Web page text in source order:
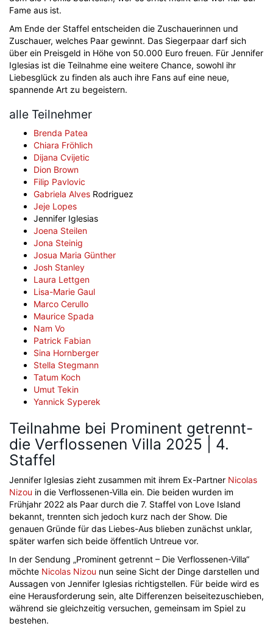
Fame aus ist.
Am Ende der Staffel entscheiden die Zuschauerinnen und
Zuschauer, welches Paar gewinnt. Das Siegerpaar darf sich
über ein Preisgeld in Höhe von 50.000 Euro freuen. Für Jennifer
Iglesias ist die Teilnahme eine weitere Chance, sowohl ihr
Liebesglück zu finden als auch ihre Fans auf eine neue,
spannende Art zu begeistern.
alle Teilnehmer
Brenda Patea
Chiara Fröhlich
Dijana Cvijetic
Dion Brown
Filip Pavlovic
Gabriela Alves Rodriguez
Jeje Lopes
Jennifer Iglesias
Joena Steilen
Jona Steinig
Josua Maria Günther
Josh Stanley
Laura Lettgen
Lisa-Marie Gaul
Marco Cerullo
Maurice Spada
Nam Vo
Patrick Fabian
Sina Hornberger
Stella Stegmann
Tatum Koch
Umut Tekin
Yannick Syperek
Teilnahme bei Prominent getrennt-
die Verflossenen Villa 2025 | 4.
Staffel
Jennifer Iglesias zieht zusammen mit ihrem Ex-Partner Nicolas
Nizou in die Verflossenen-Villa ein. Die beiden wurden im
Frühjahr 2022 als Paar durch die 7. Staffel von Love Island
bekannt, trennten sich jedoch kurz nach der Show. Die
genauen Gründe für das Liebes-Aus blieben zunächst unklar,
später warfen sich beide öffentlich Untreue vor.
In der Sendung „Prominent getrennt – Die Verflossenen-Villa“
möchte Nicolas Nizou nun seine Sicht der Dinge darstellen und
Aussagen von Jennifer Iglesias richtigstellen. Für beide wird es
eine Herausforderung sein, alte Differenzen beiseitezuschieben,
während sie gleichzeitig versuchen, gemeinsam im Spiel zu
bestehen.